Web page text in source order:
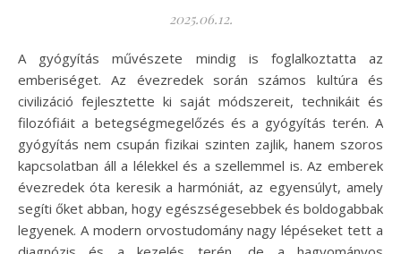
2025.06.12.
A gyógyítás művészete mindig is foglalkoztatta az
emberiséget. Az évezredek során számos kultúra és
civilizáció fejlesztette ki saját módszereit, technikáit és
filozófiáit a betegségmegelőzés és a gyógyítás terén. A
gyógyítás nem csupán fizikai szinten zajlik, hanem szoros
kapcsolatban áll a lélekkel és a szellemmel is. Az emberek
évezredek óta keresik a harmóniát, az egyensúlyt, amely
segíti őket abban, hogy egészségesebbek és boldogabbak
legyenek. A modern orvostudomány nagy lépéseket tett a